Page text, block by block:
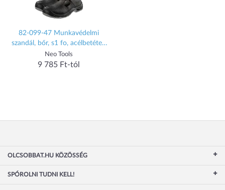
82-099-47 Munkavédelmi
szandál, bőr, s1 fo, acélbetétes,
47
Neo Tools
9 785 Ft-tól
OLCSOBBAT.HU KÖZÖSSÉG
SPÓROLNI TUDNI KELL!